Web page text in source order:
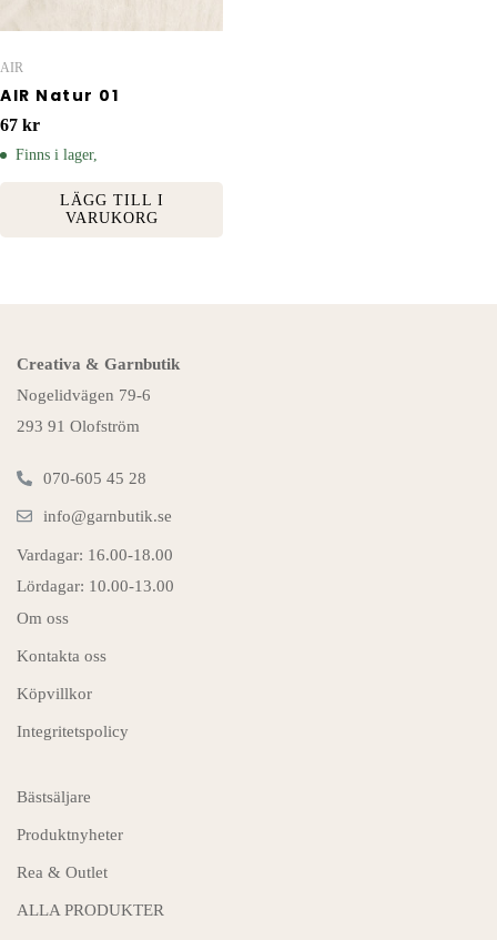
AIR
AIR Natur 01
67 kr
Finns i lager,
LÄGG TILL I
VARUKORG
Creativa & Garnbutik
Nogelidvägen 79-6
293 91 Olofström
070-605 45 28
info@garnbutik.se
Vardagar: 16.00-18.00
Lördagar: 10.00-13.00
Om oss
Kontakta oss
Köpvillkor
Integritetspolicy
Bästsäljare
Produktnyheter
Rea & Outlet
ALLA PRODUKTER